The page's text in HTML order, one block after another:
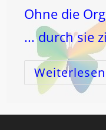
Ohne die
... durch sie
Weiterlesen